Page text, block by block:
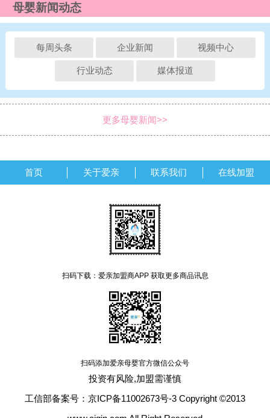
母婴新闻动态
每周头条 企业新闻 视频中心
行业动态 媒体报道
更多母婴新闻>>
首页 关于爱亲 联系我们 在线加盟
扫码下载：爱亲加盟商APP 获取更多商品讯息
扫码添加爱亲母婴官方微信公众号
投资有风险,加盟需谨慎
工信部备案号：京ICP备11002673号-3 Copyright ©2013